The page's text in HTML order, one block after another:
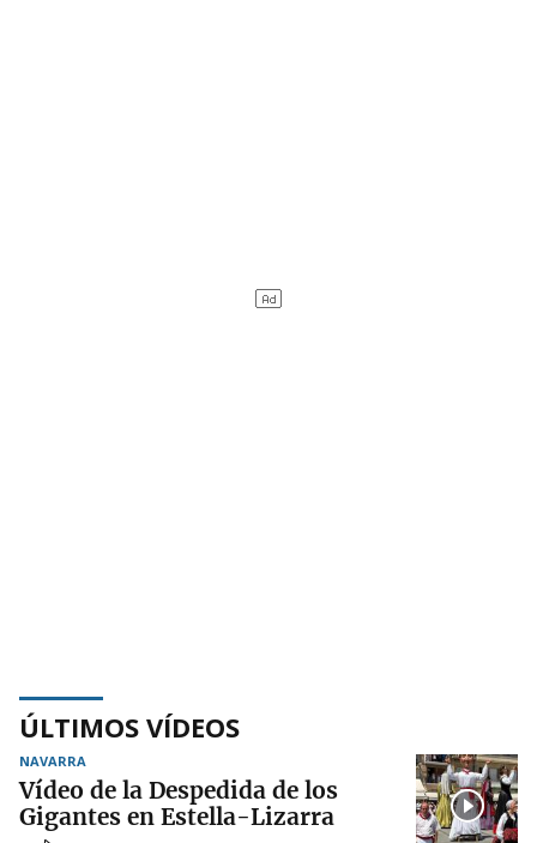
ÚLTIMOS VÍDEOS
NAVARRA
Vídeo de la Despedida de los
Gigantes en Estella-Lizarra